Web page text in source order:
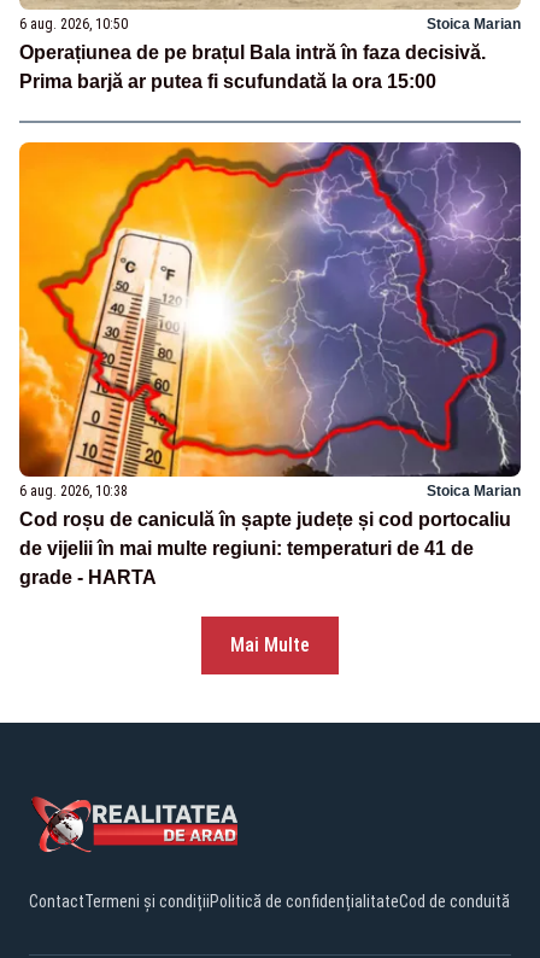
6 aug. 2026, 10:50 Stoica Marian
Operațiunea de pe brațul Bala intră în faza decisivă.
Prima barjă ar putea fi scufundată la ora 15:00
6 aug. 2026, 10:38 Stoica Marian
Cod roșu de caniculă în șapte județe și cod portocaliu
de vijelii în mai multe regiuni: temperaturi de 41 de
grade - HARTA
Mai Multe
ContactTermeni și condițiiPolitică de confidențialitateCod de conduită